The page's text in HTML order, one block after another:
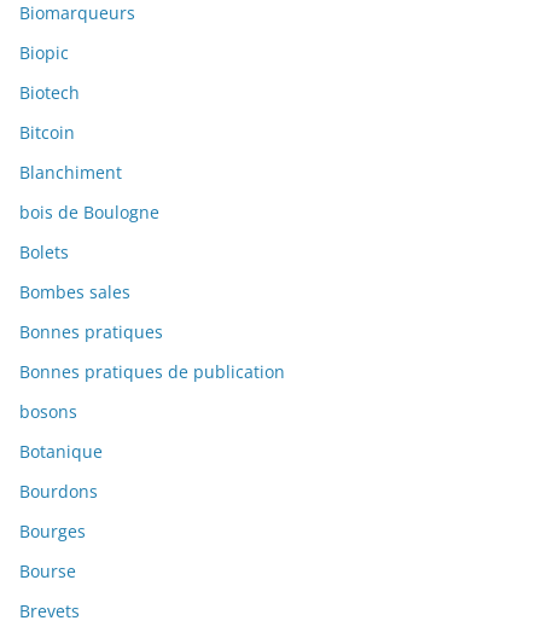
Biomarqueurs
Biopic
Biotech
Bitcoin
Blanchiment
bois de Boulogne
Bolets
Bombes sales
Bonnes pratiques
Bonnes pratiques de publication
bosons
Botanique
Bourdons
Bourges
Bourse
Brevets